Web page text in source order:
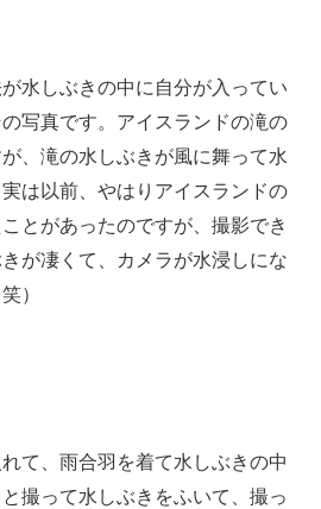
水しぶきの中に自分が入ってい
写真です。アイスランドの滝の
、滝の水しぶきが風に舞って水
は以前、やはりアイスランドの
とがあったのですが、撮影でき
が凄くて、カメラが水浸しにな
）
て、雨合羽を着て水しぶきの中
撮って水しぶきをふいて、撮っ